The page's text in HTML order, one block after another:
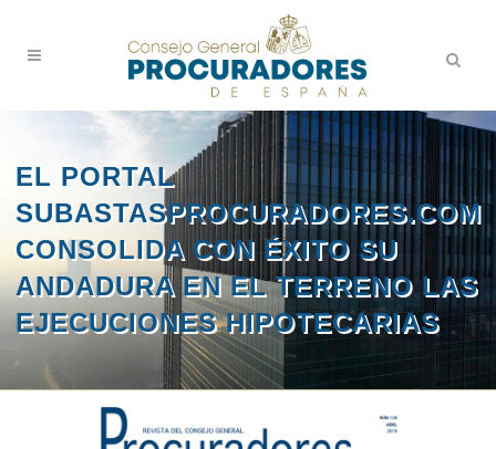
EL PORTAL
SUBASTASPROCURADORES.COM
CONSOLIDA CON ÉXITO SU
ANDADURA EN EL TERRENO LAS
EJECUCIONES HIPOTECARIAS